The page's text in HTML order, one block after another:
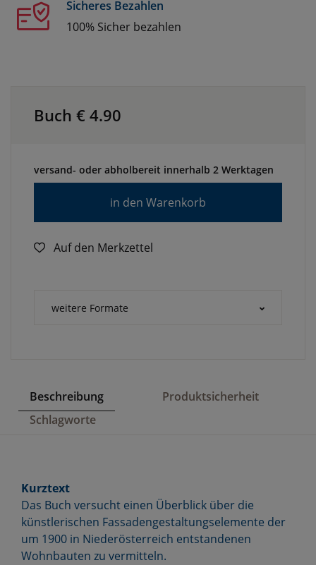
Sicheres Bezahlen
100% Sicher bezahlen
Buch € 4.90
versand- oder abholbereit innerhalb 2 Werktagen
in den Warenkorb
Auf den Merkzettel
weitere Formate
Beschreibung
Produktsicherheit
Schlagworte
Kurztext
Das Buch versucht einen Überblick über die
künstlerischen Fassadengestaltungselemente der
um 1900 in Niederösterreich entstandenen
Wohnbauten zu vermitteln.